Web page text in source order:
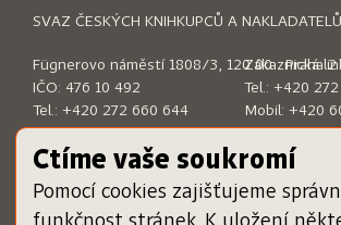
SVAZ ČESKÝCH KNIHKUPCŮ A NAKLADATELŮ
Fügnerovo náměstí 1808/3, 120 00 Praha 2
IČO: 476 10 492
Tel.: +420 272 660 644
E-mail:sckn@sckn.cz
Zákaznická
Tel.: +420
Mobil: +420
E-mail:
MENU ODKAZY
Ctíme vaše soukromí
Pomocí cookies zajišťujeme